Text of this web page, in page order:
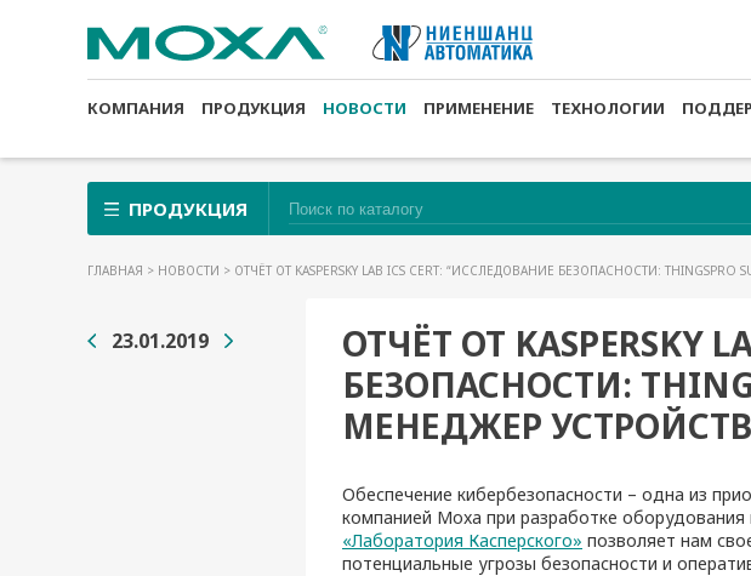
КОМПАНИЯ ПРОДУКЦИЯ НОВОСТИ ПРИМЕНЕНИЕ ТЕХНОЛОГИИ
ПРОДУКЦИЯ
ГЛАВНАЯ > НОВОСТИ > ОТЧЁТ ОТ KASPERSKY LAB ICS CERT: “ИССЛЕДОВАНИЕ БЕЗОПАСНОСТИ:
23.01.2019
ОТЧЁТ ОТ KASPERSKY
БЕЗОПАСНОСТИ:
МЕНЕДЖЕР
Обеспечение кибербезопасности – одна из
компанией Moxa при разработке
«Лаборатория Касперского» позволяет нам
потенциальные угрозы безопасности и